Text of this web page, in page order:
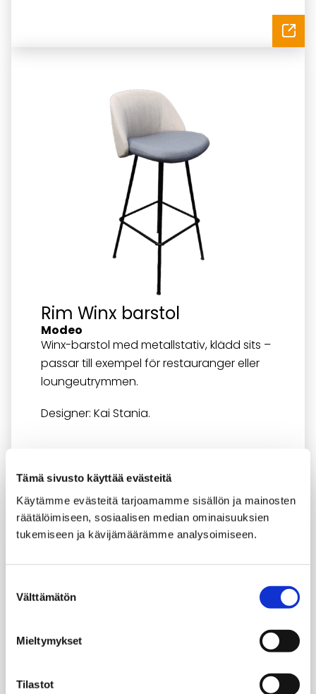
Tämä sivusto käyttää evästeitä
Käytämme evästeitä tarjoamamme sisällön ja mainosten
räätälöimiseen, sosiaalisen median ominaisuuksien
tukemiseen ja kävijämäärämme analysoimiseen.
valinta
Välttämätön
Mieltymykset
Tilastot
Rim Winx barstol
Modeo
Winx-barstol med metallstativ, klädd sits –
passar till exempel för restauranger eller
loungeutrymmen.
Designer: Kai Stania.